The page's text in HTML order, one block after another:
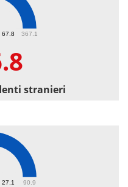
67.8 367.1
stranieri
27.1 90.9